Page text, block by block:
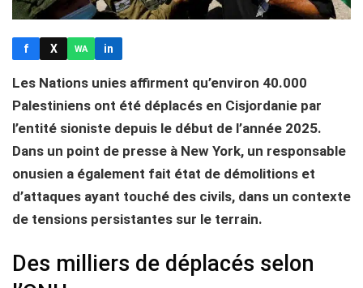
f X WA in
Les Nations unies affirment qu’environ 40.000
Palestiniens ont été déplacés en Cisjordanie par
l’entité sioniste depuis le début de l’année 2025.
Dans un point de presse à New York, un responsable
onusien a également fait état de démolitions et
d’attaques ayant touché des civils, dans un contexte
de tensions persistantes sur le terrain.
Des milliers de déplacés selon